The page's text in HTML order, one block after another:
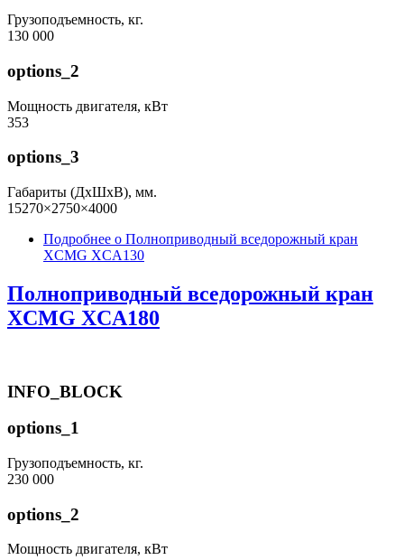
Грузоподъемность, кг.
130 000
options_2
Мощность двигателя, кВт
353
options_3
Габариты (ДхШхВ), мм.
15270×2750×4000
Подробнее о Полноприводный вседорожный кран
XCMG XCA130
Полноприводный вседорожный кран
XCMG XCA180
INFO_BLOCK
options_1
Грузоподъемность, кг.
230 000
options_2
Мощность двигателя, кВт